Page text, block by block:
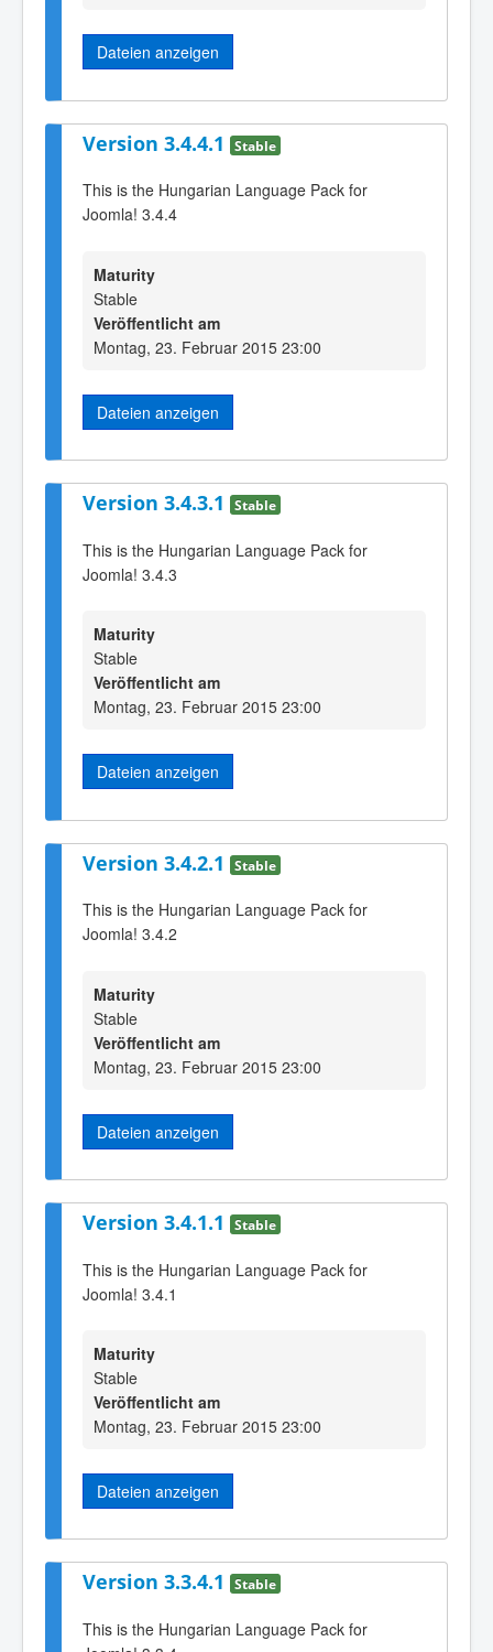
Dateien anzeigen
Version 3.4.4.1 Stable
This is the Hungarian Language Pack for
Joomla! 3.4.4
Maturity
Stable
Veröffentlicht am
Montag, 23. Februar 2015 23:00
Dateien anzeigen
Version 3.4.3.1 Stable
This is the Hungarian Language Pack for
Joomla! 3.4.3
Maturity
Stable
Veröffentlicht am
Montag, 23. Februar 2015 23:00
Dateien anzeigen
Version 3.4.2.1 Stable
This is the Hungarian Language Pack for
Joomla! 3.4.2
Maturity
Stable
Veröffentlicht am
Montag, 23. Februar 2015 23:00
Dateien anzeigen
Version 3.4.1.1 Stable
This is the Hungarian Language Pack for
Joomla! 3.4.1
Maturity
Stable
Veröffentlicht am
Montag, 23. Februar 2015 23:00
Dateien anzeigen
Version 3.3.4.1 Stable
This is the Hungarian Language Pack for